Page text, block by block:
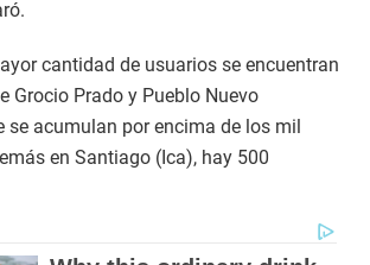
cantidad de usuarios se encuentran
Grocio Prado y Pueblo Nuevo
se acumulan por encima de los mil
en Santiago (Ica), hay 500